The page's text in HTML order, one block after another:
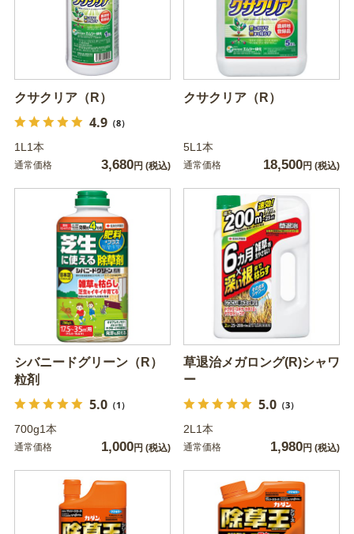
クサクリア（R）
4.9（8）
1L1本
通常価格 3,680円 (税込)
クサクリア（R）
5L1本
通常価格 18,500円 (税込)
シバニードグリーン（R）
粒剤
5.0（1）
700g1本
通常価格 1,000円 (税込)
草退治メガロング(R)シャワ
ー
5.0（3）
2L1本
通常価格 1,980円 (税込)